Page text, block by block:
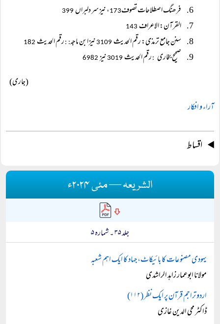
فرھنگ اصطلاحات تصوف173، نیز سر دلبراں
القرآن: الاعراف
سنن جامع ترمذی: رقم الحدیث نیز ابن ماجہ: :رقم الحدیث
صحیح بخاری :رقم الحدیث نیز
(جاری)
آراء و افکار
اقساط
الشریعہ — مئی ۲۰۲۴ء
جلد ۳۵ ۔ شمارہ ۵
یہودی مصنوعات کا بائیکاٹ، جہاد کا ایک اہم شعبہ
مولانا ابوعمار زاہد الراشدی
اردو تراجم قرآن پر ایک نظر (۱۱۲)
ڈاکٹر محی الدین غازی